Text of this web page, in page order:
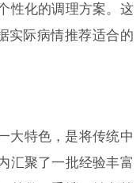
性化的调理方案。这
实际病情推荐适合的
大特色，是将传统中
汇聚了一批经验丰富